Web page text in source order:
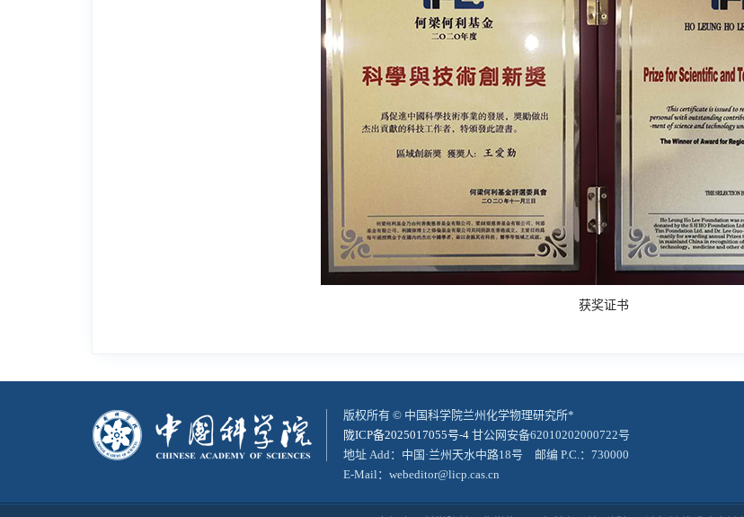
获奖证书
版权所有 © 中国科学院兰州化学物理研究所*
陇ICP备2025017055号-4 甘公网安备62010202000722号
地址 Add：中国·兰州天水中路18号 邮编 P.C.：730000
E-Mail：webeditor@licp.cas.cn